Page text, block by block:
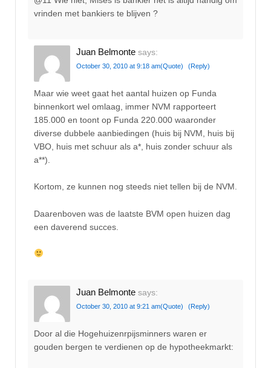
vrinden met bankiers te blijven ?
Juan Belmonte says:
October 30, 2010 at 9:18 am(Quote) (Reply)
Maar wie weet gaat het aantal huizen op Funda
binnenkort wel omlaag, immer NVM rapporteert
185.000 en toont op Funda 220.000 waaronder
diverse dubbele aanbiedingen (huis bij NVM, huis bij
VBO, huis met schuur als a*, huis zonder schuur als
a**).
Kortom, ze kunnen nog steeds niet tellen bij de NVM.
Daarenboven was de laatste BVM open huizen dag
een daverend succes.
Juan Belmonte says:
October 30, 2010 at 9:21 am(Quote) (Reply)
Door al die Hogehuizenrpijsminners waren er
gouden bergen te verdienen op de hypotheekmarkt: